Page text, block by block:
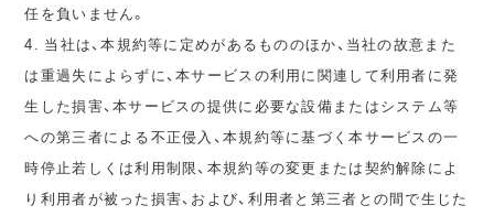
任を負いません。
4. 当社は、本規約等に定めがあるもののほか、当社の故意また
は重過失によらずに、本サービスの利用に関連して利用者に発
生した損害、本サービスの提供に必要な設備またはシステム等
への第三者による不正侵入、本規約等に基づく本サービスの一
時停止若しくは利用制限、本規約等の変更または契約解除によ
り利用者が被った損害、および、利用者と第三者との間で生じた